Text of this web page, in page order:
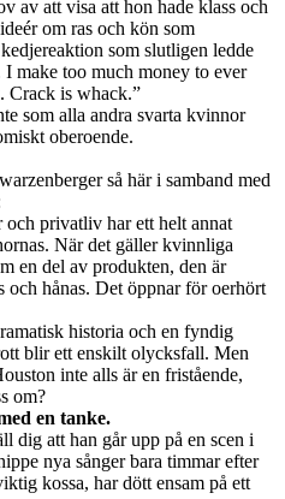
av att visa att hon hade klass och
om ras och kön som
som slutligen ledde
make too much money to ever
Crack is whack.”
som alla andra svarta kvinnor
oberoende.
så här i samband med
privatliv har ett helt annat
När det gäller kvinnliga
en del av produkten, den är
och hånas. Det öppnar för oerhört
historia och en fyndig
blir ett enskilt olycksfall. Men
inte alls är en fristående,
om?
en tanke.
dig att han går upp på en scen i
nya sånger bara timmar efter
kossa, har dött ensam på ett